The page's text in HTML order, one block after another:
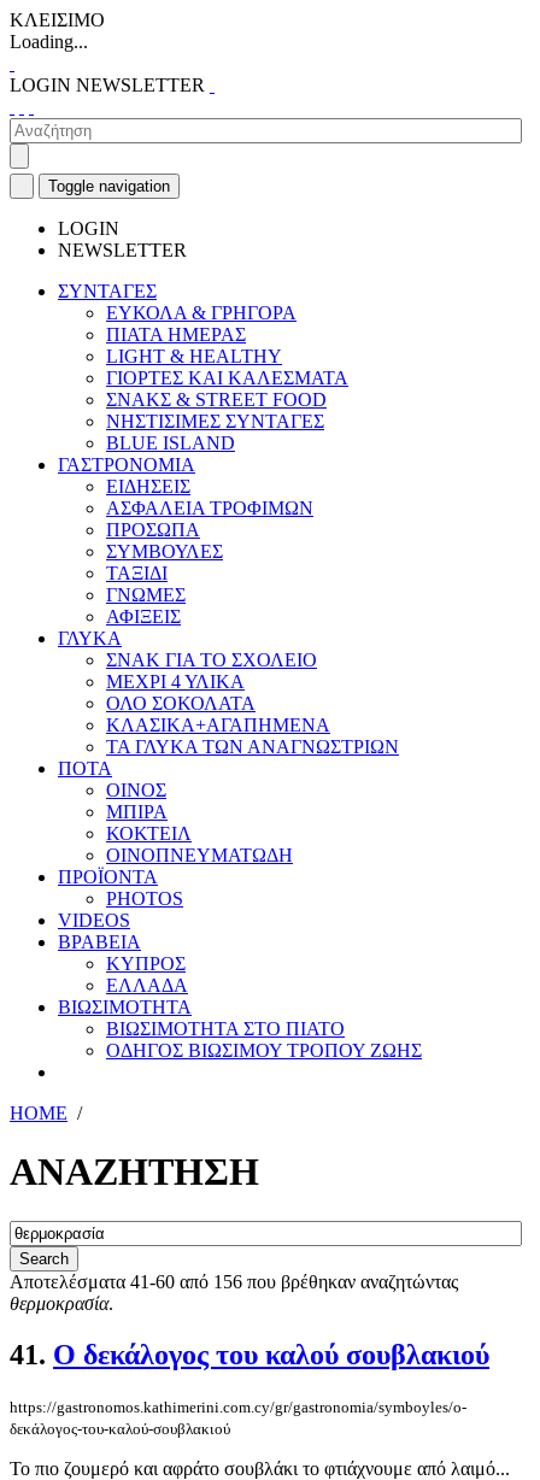
ΚΛΕΙΣΙΜΟ
Loading...
LOGIN NEWSLETTER
Toggle navigation
LOGIN
NEWSLETTER
ΣΥΝΤΑΓΕΣ
ΕΥΚΟΛΑ & ΓΡΗΓΟΡΑ
ΠΙΑΤΑ ΗΜΕΡΑΣ
LIGHT & HEALTHY
ΓΙΟΡΤΕΣ ΚΑΙ ΚΑΛΕΣΜΑΤΑ
ΣΝΑΚΣ & STREET FOOD
ΝΗΣΤΙΣΙΜΕΣ ΣΥΝΤΑΓΕΣ
BLUE ISLAND
ΓΑΣΤΡΟΝΟΜΙΑ
ΕΙΔΗΣΕΙΣ
ΑΣΦΑΛΕΙΑ ΤΡΟΦΙΜΩΝ
ΠΡΟΣΩΠΑ
ΣΥΜΒΟΥΛΕΣ
ΤΑΞΙΔΙ
ΓΝΩΜΕΣ
ΑΦΙΞΕΙΣ
ΓΛΥΚΑ
ΣΝΑΚ ΓΙΑ ΤΟ ΣΧΟΛΕΙΟ
ΜΕΧΡΙ 4 ΥΛΙΚΑ
ΟΛΟ ΣΟΚΟΛΑΤΑ
ΚΛΑΣΙΚΑ+ΑΓΑΠΗΜΕΝΑ
ΤΑ ΓΛΥΚΑ ΤΩΝ ΑΝΑΓΝΩΣΤΡΙΩΝ
ΠΟΤΑ
ΟΙΝΟΣ
ΜΠΙΡΑ
ΚΟΚΤΕΙΛ
ΟΙΝΟΠΝΕΥΜΑΤΩΔΗ
ΠΡΟΪΟΝΤΑ
PHOTOS
VIDEOS
ΒΡΑΒΕΙΑ
ΚΥΠΡΟΣ
ΕΛΛΑΔΑ
ΒΙΩΣΙΜΟΤΗΤΑ
ΒΙΩΣΙΜΟΤΗΤΑ ΣΤΟ ΠΙΑΤΟ
ΟΔΗΓΟΣ ΒΙΩΣΙΜΟΥ ΤΡΟΠΟΥ ΖΩΗΣ
HOME /
ΑΝΑΖΗΤΗΣΗ
Αποτελέσματα 41-60 από 156 που βρέθηκαν αναζητώντας
θερμοκρασία.
41. Ο δεκάλογος του καλού σουβλακιού
https://gastronomos.kathimerini.com.cy/gr/gastronomia/symboyles/ο-
δεκάλογος-του-καλού-σουβλακιού
Το πιο ζουμερό και αφράτο σουβλάκι το φτιάχνουμε από λαιμό...